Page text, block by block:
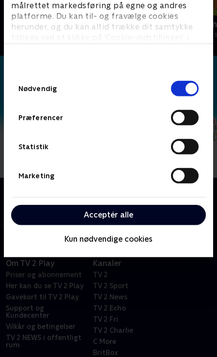
målrettet markedsføring på egne og andres
platforme. Du kan til- og fravælge cookies
herunder, og du kan altid trække dit samtykke
tilbage ved at klikke på ’Cookie-indstillinger’ i
Nødvendig
Præferencer
Statistik
Marketing
Acceptér alle
Kun nødvendige cookies
Byens Helte - alt om køretøjer Den dag
Børneserier •
danse og rykke os til vores originale sange!
Om TV 2 Play
Priser og abonnement
Her kan du se TV 2 Play
Gavekort til TV 2 Play
Support og
Kundecenter
Vilkår og betingelser
TV 2 NEWS i offentligt
rum
Kanaler
TV 2
TV 2 Sport
TV 2 News
TV 2 Echo
TV 2 Fri
TV 2 Charlie
C More
BritBox